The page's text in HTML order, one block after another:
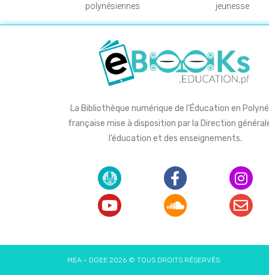
polynésiennes jeunesse
La Bibliothèque numérique de l’Éducation en
française mise à disposition par la Direction
l’éducation et des enseignements.
MEA - DGEE 2026 © TOUS DROITS RÉSERVÉS